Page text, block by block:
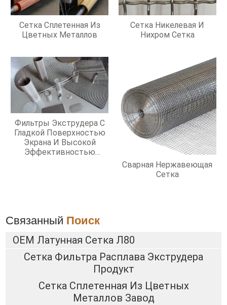
Сетка Сплетенная Из
Цветных Металлов
Сетка Никелевая И
Нихром Сетка
Фильтры Экструдера С
Гладкой Поверхностью
Экрана И Высокой
Эффективностью
Сварная Нержавеющая
Сетка
Связанный Поиск
OEM Латунная Сетка Л80
Сетка Фильтра Расплава Экструдера
Продукт
Сетка Сплетенная Из Цветных
Металлов Завод